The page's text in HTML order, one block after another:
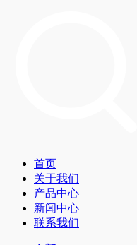
首页
关于我们
产品中心
新闻中心
联系我们